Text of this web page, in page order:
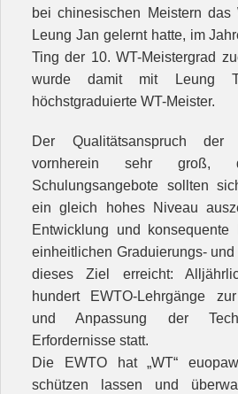
bei chinesischen Meistern
Leung Jan gelernt hatte, im
Ting der 10. WT-Meistergrad
wurde damit mit Leung
höchstgraduierte WT-Meister.
Der Qualitätsanspruch
vornherein sehr groß,
Schulungsangebote sollten
ein gleich hohes Niveau
Entwicklung und konsequente
einheitlichen Graduierungs-
dieses Ziel erreicht:
hundert EWTO-Lehrgänge
und Anpassung der
Erfordernisse statt.
Die EWTO hat „WT“
schützen lassen und